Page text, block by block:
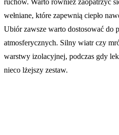
wełniane, które zapewnią ciepło
Ubiór zawsze warto dostosować do
atmosferycznych. Silny wiatr czy
warstwy izolacyjnej, podczas gdy
nieco lżejszy zestaw.